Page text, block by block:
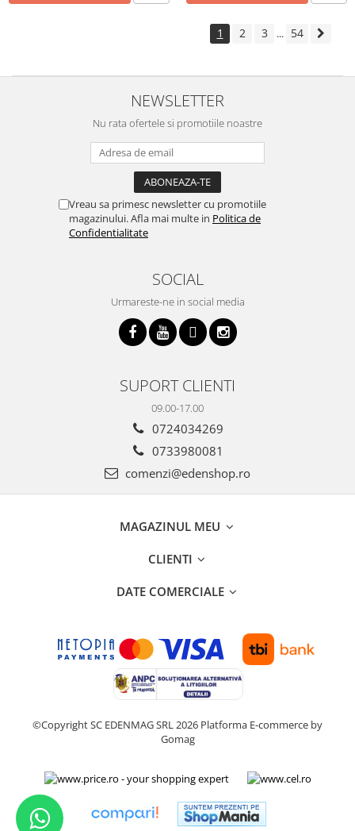
1 2 3 ... 54
NEWSLETTER
Nu rata ofertele si promotiile noastre
Vreau sa primesc newsletter cu promotiile
magazinului. Afla mai multe in Politica de
Confidentialitate
SOCIAL
Urmareste-ne in social media
SUPORT CLIENTI
09.00-17.00
0724034269
0733980081
comenzi@edenshop.ro
MAGAZINUL MEU
CLIENTI
DATE COMERCIALE
©Copyright SC EDENMAG SRL 2026 Platforma E-commerce by
Gomag